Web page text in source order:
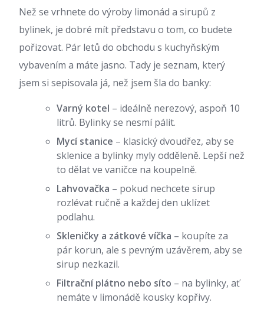
Než se vrhnete do výroby limonád a sirupů z
bylinek, je dobré mít představu o tom, co budete
pořizovat. Pár letů do obchodu s kuchyňským
vybavením a máte jasno. Tady je seznam, který
jsem si sepisovala já, než jsem šla do banky:
Varný kotel – ideálně nerezový, aspoň 10
litrů. Bylinky se nesmí pálit.
Mycí stanice – klasický dvoudřez, aby se
sklenice a bylinky myly odděleně. Lepší než
to dělat ve vaničce na koupelně.
Lahvovačka – pokud nechcete sirup
rozlévat ručně a každej den uklízet
podlahu.
Skleničky a zátkové víčka – koupíte za
pár korun, ale s pevným uzávěrem, aby se
sirup nezkazil.
Filtrační plátno nebo síto – na bylinky, ať
nemáte v limonádě kousky kopřivy.